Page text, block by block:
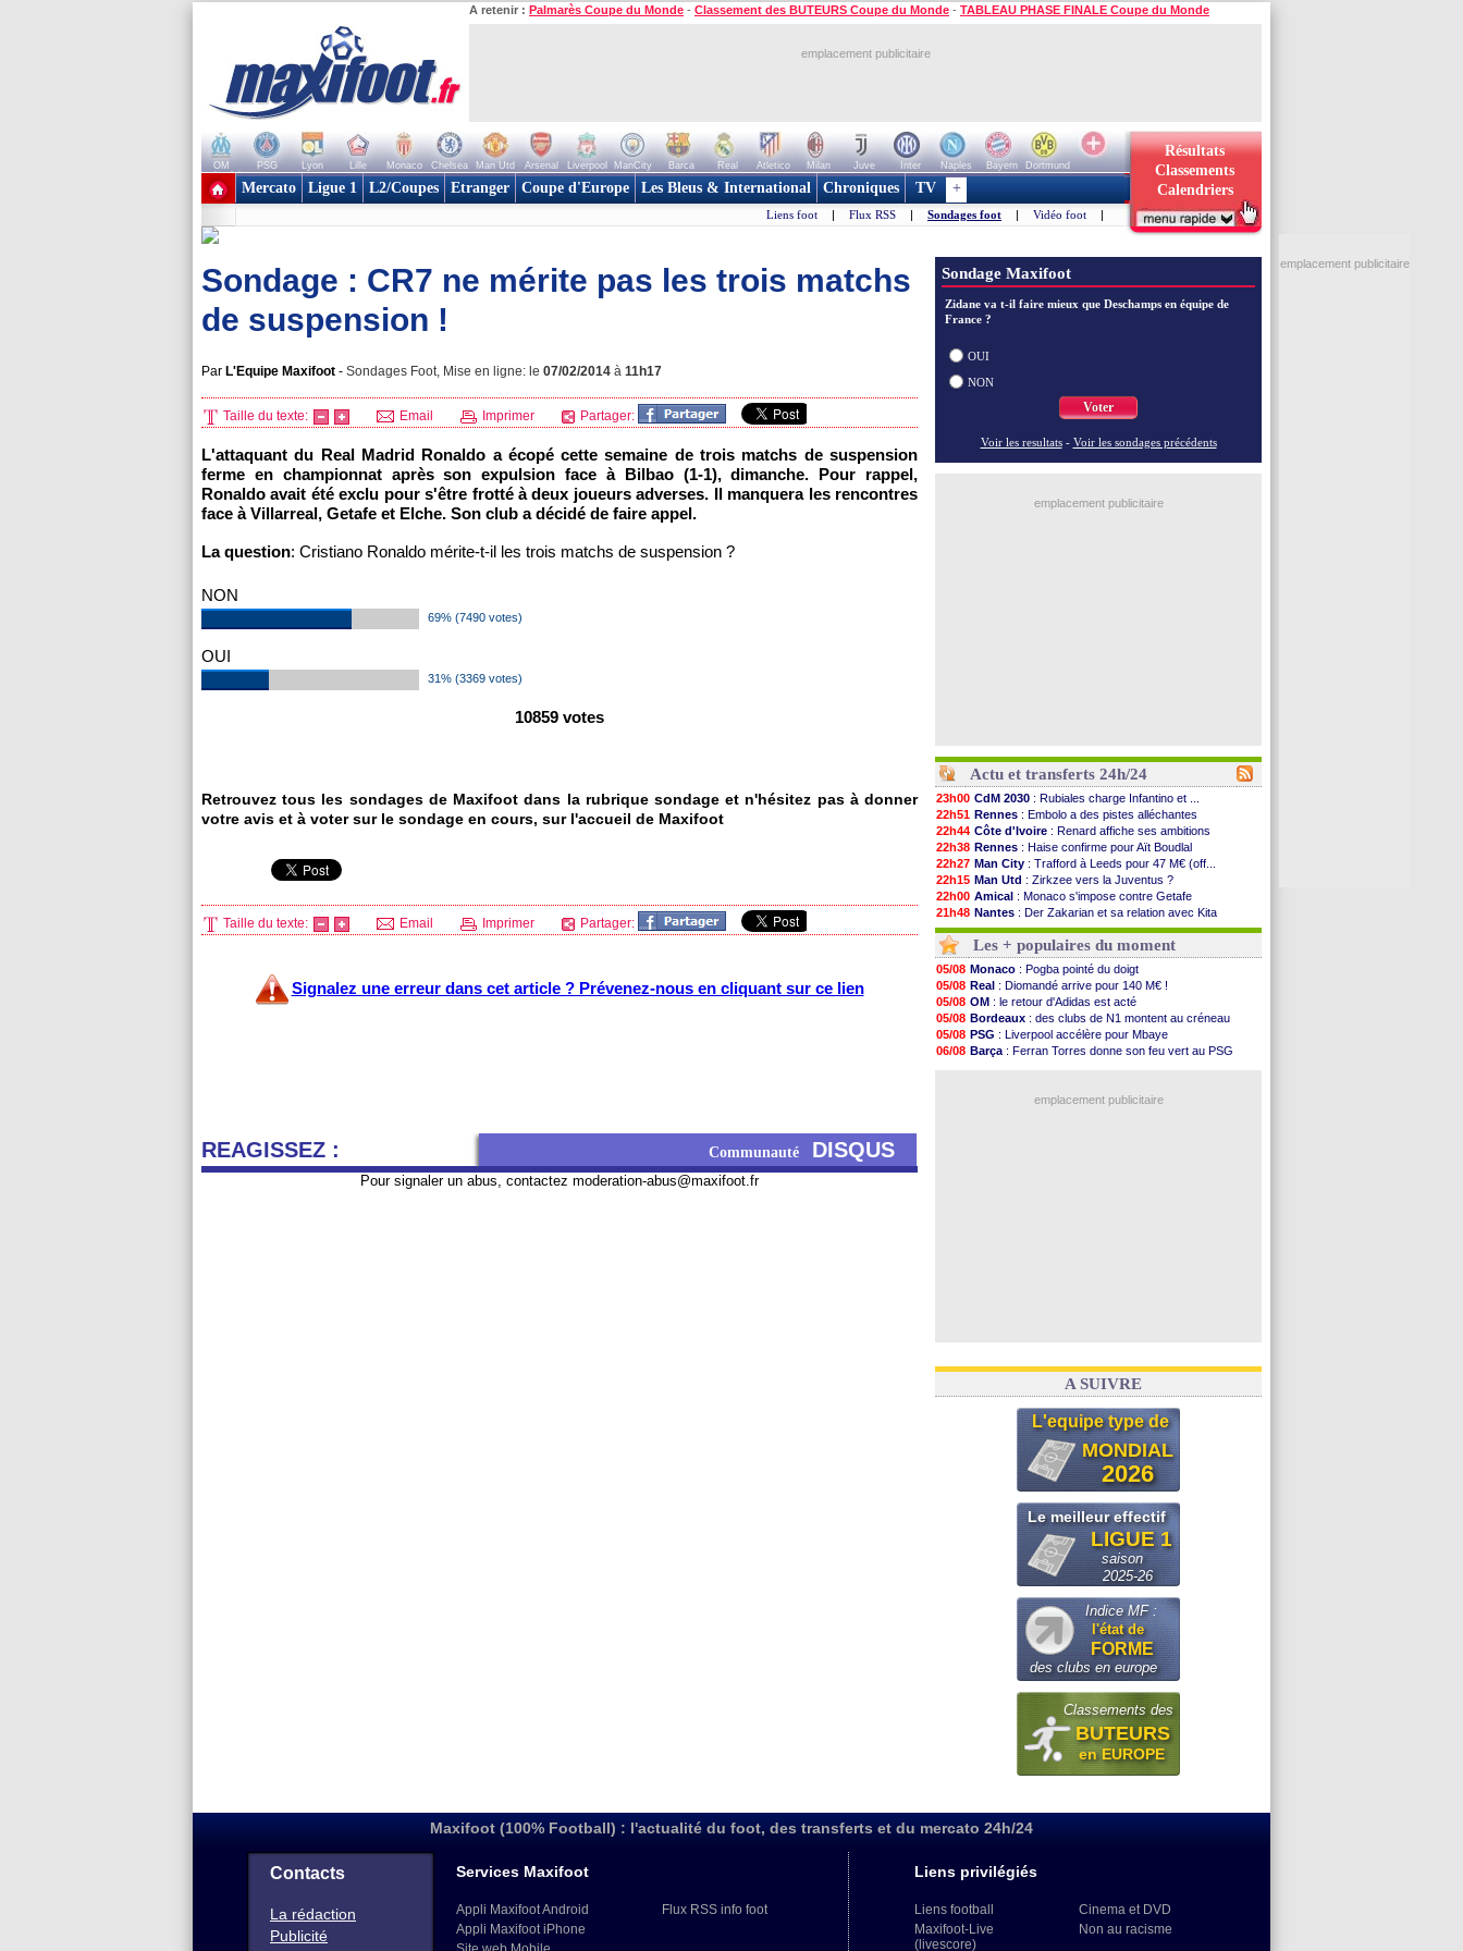
A retenir : Palmarès Coupe du Monde - Classement des BUTEURS Coupe du Monde - TABLEAU PHASE FINALE Coupe du Monde
emplacement publicitaire
OM PSG Lyon Lille Monaco Chelsea Man Utd Arsenal Liverpool ManCity Barca Real Atletico Milan Juve Inter Naples Bayern
Dortmund
+ de clubs
Résultats
Classements
Calendriers
Mercato Ligue 1 L2/Coupes Etranger Coupe d'Europe Les Bleus & International Chroniques TV +
Liens foot | Flux RSS | Sondages foot | Vidéo foot |
Sondage : CR7 ne mérite pas les trois matchs
de suspension !
Par L'Equipe Maxifoot - Sondages Foot, Mise en ligne: le 07/02/2014 à 11h17
Taille du texte: Email Imprimer Partager:
L'attaquant du Real Madrid Ronaldo a écopé cette semaine de trois matchs de suspension
ferme en championnat après son expulsion face à Bilbao (1-1), dimanche. Pour rappel,
Ronaldo avait été exclu pour s'être frotté à deux joueurs adverses. Il manquera les rencontres
face à Villarreal, Getafe et Elche. Son club a décidé de faire appel.
La question: Cristiano Ronaldo mérite-t-il les trois matchs de suspension ?
NON
69% (7490 votes)
OUI
31% (3369 votes)
10859 votes
Retrouvez tous les sondages de Maxifoot dans la rubrique sondage et n'hésitez pas à donner
votre avis et à voter sur le sondage en cours, sur l'accueil de Maxifoot
Taille du texte: Email Imprimer Partager:
Signalez une erreur dans cet article ? Prévenez-nous en cliquant sur ce lien
REAGISSEZ : Communauté DISQUS
Pour signaler un abus, contactez moderation-abus@maxifoot.fr
Sondage Maxifoot
Zidane va t-il faire mieux que Deschamps en équipe de
France ?
OUI
NON
Voter
Voir les resultats - Voir les sondages précédents
emplacement publicitaire
Actu et transferts 24h/24
23h00 CdM 2030 : Rubiales charge Infantino et ...
22h51 Rennes : Embolo a des pistes alléchantes
22h44 Côte d'Ivoire : Renard affiche ses ambitions
22h38 Rennes : Haise confirme pour Aït Boudlal
22h27 Man City : Trafford à Leeds pour 47 M€ (off...
22h15 Man Utd : Zirkzee vers la Juventus ?
22h00 Amical : Monaco s'impose contre Getafe
21h48 Nantes : Der Zakarian et sa relation avec Kita
21h39 OM: le club prêt à libérer Kondogbia ?
21h26
Monaco: le message touchant d'Akliouche
21h05 FIFA: Tebas en remet une couche
20h47
FIFA: l'UEFA maintient la pression
20h30
PSG : Tebas encense Luis Enrique
20h18
Real: Vinicius jusqu'en 2032 (officiel)
20h04
Lyon: Mangala va rejoindre Getafe
19h47
OM : une offre refusée pour Aguerd
19h34
Real: c'est confirmé pour Vinicius
: une offre pour Bulka
Les + populaires du moment
05/08 Monaco : Pogba pointé du doigt
05/08 Real : Diomandé arrive pour 140 M€ !
05/08 OM : le retour d'Adidas est acté
05/08 Bordeaux : des clubs de N1 montent au créneau
05/08 PSG : Liverpool accélère pour Mbaye
06/08 Barça : Ferran Torres donne son feu vert au PSG
emplacement publicitaire
A SUIVRE
L'equipe type de
MONDIAL
2026
Le meilleur effectif
LIGUE 1
saison
2025-26
Indice MF :
l'état de
FORME
des clubs en europe
Classements des
BUTEURS
en EUROPE
emplacement publicitaire
Maxifoot (100% Football) : l'actualité du foot, des transferts et du mercato 24h/24
Contacts
La rédaction
Publicité
Services Maxifoot
Appli Maxifoot Android
Appli Maxifoot iPhone
Flux RSS info foot
Liens privilégiés
Liens football
Maxifoot-Live
(livescore)
Cinema et DVD
Non au racisme